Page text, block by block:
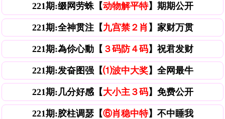
221期:缀网劳蛛【动物解平特】期期公开
221期:全神贯注【九宫禁２肖 】家财万贯
221期:為伱心動【 ３码防４码】祝君发财
221期:发奋图强【⑴波中大奖】全网最牛
221期:几分好感【大小主３码】免费公开
221期:胶柱调瑟【⑥肖稳中特】不中睡我